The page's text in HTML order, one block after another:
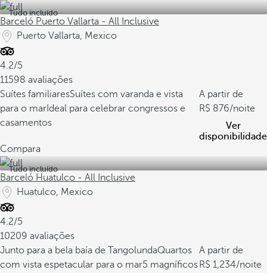
Tudo incluído
Barceló Puerto Vallarta - All Inclusive
Puerto Vallarta, Mexico
4.2/5
11598 avaliações
Suítes familiaresSuítes com varanda e vista
para o mar Ideal para celebrar congressos e
casamentos
A partir de
876/noite
Ver
disponibilidade
Compara
Tudo incluído
Barceló Huatulco - All Inclusive
Huatulco, Mexico
4.2/5
10209 avaliações
Junto para a bela baía de TangolundaQuartos
com vista espetacular para o mar5 magníficos
A partir de
1,234/noite